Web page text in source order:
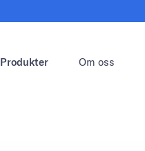
Produkter Om oss